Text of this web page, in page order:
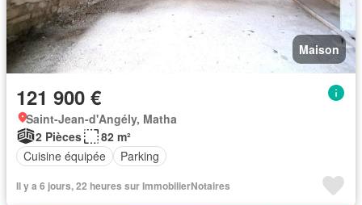
Maison
121 900 €
Saint-Jean-d'Angély, Matha
2 Pièces
82 m²
Cuisine équipée
Parking
Il y a 6 jours, 22 heures sur ImmobilierNotaires